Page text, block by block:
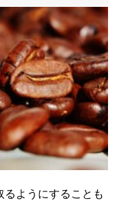
ようにすることも